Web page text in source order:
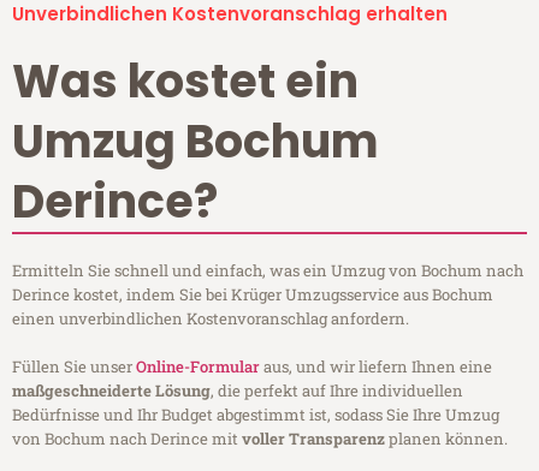
Unverbindlichen Kostenvoranschlag erhalten
Was kostet ein
Umzug Bochum
Derince?
Ermitteln Sie schnell und einfach, was ein Umzug von Bochum nach
Derince kostet, indem Sie bei Krüger Umzugsservice aus Bochum
einen unverbindlichen Kostenvoranschlag anfordern.
Füllen Sie unserOnline-Formularaus, und wir liefern Ihnen eine
maßgeschneiderte Lösung, die perfekt auf Ihre individuellen
Bedürfnisse und Ihr Budget abgestimmt ist, sodass Sie Ihre Umzug
von Bochum nach Derince mitvoller Transparenzplanen können.